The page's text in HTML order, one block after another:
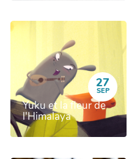
27
SEP
Yuku et la fleur de
l'Himalaya